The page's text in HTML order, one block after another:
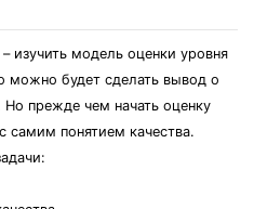
изучить модель оценки уровня
можно будет сделать вывод о
Но прежде чем начать оценку
самим понятием качества.